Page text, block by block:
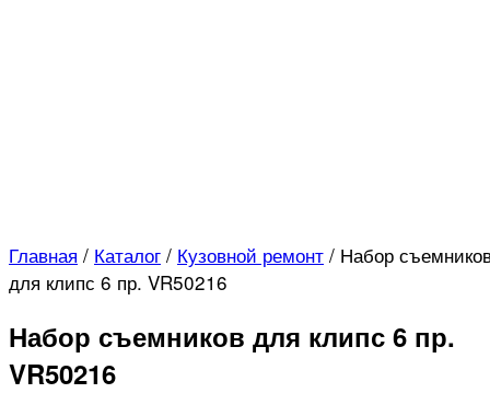
Главная / Каталог / Кузовной ремонт / Набор
для клипс 6 пр. VR50216
Набор съемников для клипс 6 пр.
VR50216